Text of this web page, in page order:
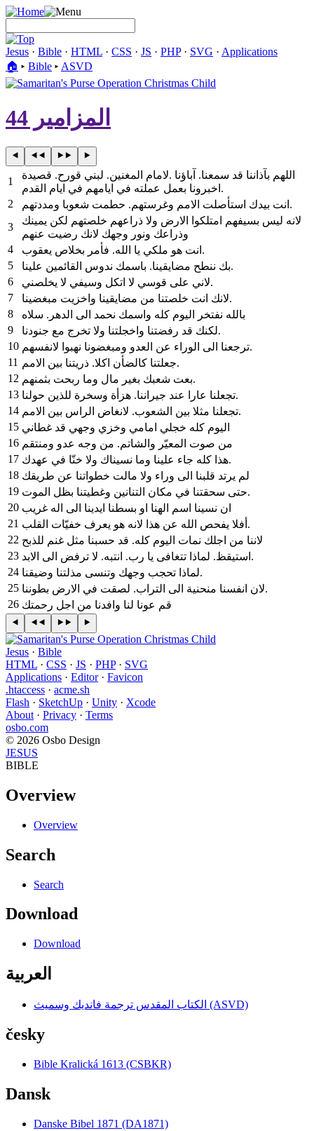
Jesus · Bible · HTML · CSS · JS · PHP· SVG · Applications
🏠︎ ▸ Bible ▸ ASVD
المزامير 44
1
لامام المغنين. لبني قورح. قصيدة‎. ‎اللهم بآذاننا قد سمعنا. آباؤنا
اخبرونا بعمل عملته في ايامهم في ايام القدم‎.
2
‎انت بيدك استأصلت الامم وغرستهم. حطمت شعوبا ومددتهم‎.
3
وذراعك ونور وجهك لانك رضيت عنهم
4
انت هو ملكي يا الله. فأمر بخلاص يعقوب‎.
5
‎بك ننطح مضايقينا. باسمك ندوس القائمين علينا‎.
6
‎لاني على قوسي لا اتكل وسيفي لا يخلصني‎.
7
‎لانك انت خلصتنا من مضايقينا واخزيت مبغضينا‎.
8
‎بالله نفتخر اليوم كله واسمك نحمد الى الدهر. سلاه
9
لكنك قد رفضتنا واخجلتنا ولا تخرج مع جنودنا‎.
10
‎ترجعنا الى الوراء عن العدو ومبغضونا نهبوا لانفسهم‎.
11
‎جعلتنا كالضأن اكلا. ذريتنا بين الامم‎.
12
‎بعت شعبك بغير مال وما ربحت بثمنهم‎.
13
‎تجعلنا عارا عند جيراننا. هزأة وسخرة للذين حولنا‎.
14
‎تجعلنا مثلا بين الشعوب. لانغاض الراس بين الامم‎.
15 ‎اليوم كله خجلي امامي وخزي وجهي قد غطاني
16 من صوت المعيّر والشاتم. من وجه عدو ومنتقم
17
هذا كله جاء علينا وما نسيناك ولا خنّا في عهدك‎.
18 ‎لم يرتد قلبنا الى وراء ولا مالت خطواتنا عن طريقك
19
حتى سحقتنا في مكان التنانين وغطيتنا بظل الموت‎.
20 ‎ان نسينا اسم الهنا او بسطنا ايدينا الى اله غريب
21
أفلا يفحص الله عن هذا لانه هو يعرف خفيّات القلب‎.
22 ‎لاننا من اجلك نمات اليوم كله. قد حسبنا مثل غنم للذبح
23
استيقظ. لماذا تتغافى يا رب. انتبه. لا ترفض الى الابد‎.
24
‎لماذا تحجب وجهك وتنسى مذلتنا وضيقنا‎.
25
‎لان انفسنا منحنية الى التراب. لصقت في الارض بطوننا‎.
26 ‎قم عونا لنا وافدنا من اجل رحمتك
Jesus · Bible
HTML · CSS · JS · PHP· SVG
Applications · Editor· Favicon
.htaccess · acme.sh
Flash · SketchUp · Unity · Xcode
About · Privacy · Terms
osbo.com
© 2026 Osbo Design
JESUS
BIBLE
Overview
Overview
Search
Search
Download
Download
العربية
الكتاب المقدس ترجمة فانديك وسميث (ASVD)
česky
Bible Kralická 1613 (CSBKR)
Dansk
Danske Bibel 1871 (DA1871)